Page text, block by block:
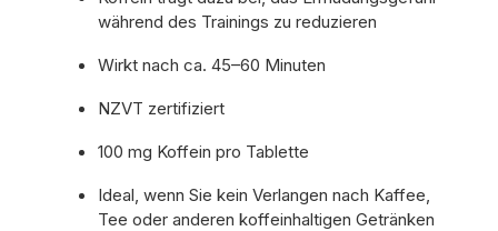
während des Trainings zu reduzieren
Wirkt nach ca. 45–60 Minuten
NZVT zertifiziert
100 mg Koffein pro Tablette
Ideal, wenn Sie kein Verlangen nach Kaffee,
Tee oder anderen koffeinhaltigen Getränken